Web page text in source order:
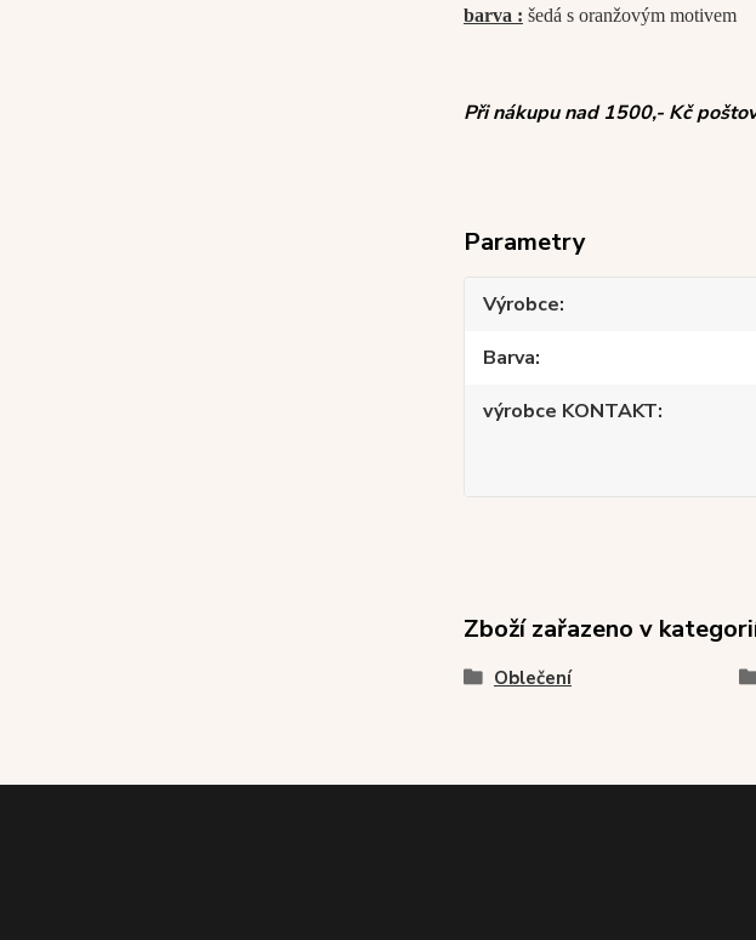
barva : šedá s oranžovým motivem
Při nákupu nad 1500,- Kč
Parametry
Výrobce
Barva
výrobce KONTAKT
Zboží zařazeno v
Oblečení